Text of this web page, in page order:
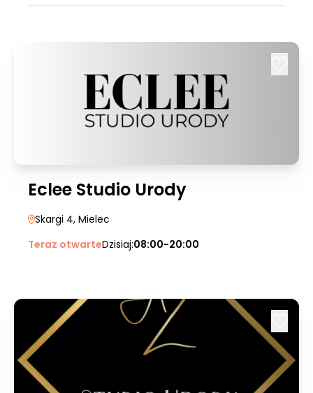
Eclee Studio Urody
Skargi 4, Mielec
Teraz otwarteDzisiaj:08:00-20:00